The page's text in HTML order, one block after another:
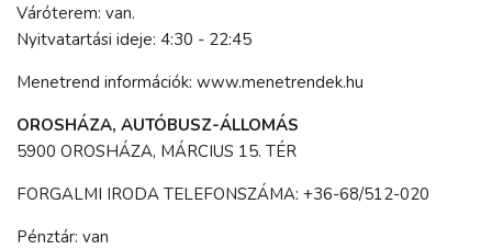
Váróterem: van.
Nyitvatartási ideje: 4:30 - 22:45
Menetrend információk: www.menetrendek.hu
OROSHÁZA, AUTÓBUSZ-ÁLLOMÁS
5900 OROSHÁZA, MÁRCIUS 15. TÉR
FORGALMI IRODA TELEFONSZÁMA: +36-68/512-020
Pénztár: van